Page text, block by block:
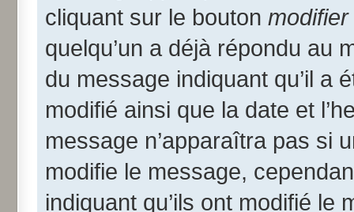
cliquant sur le bouton modifier
quelqu’un a déjà répondu au
du message indiquant qu’il a
modifié ainsi que la date et
message n’apparaîtra pas si
modifie le message,
indiquant qu’ils ont modifié le